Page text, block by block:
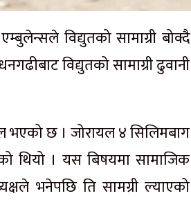
विद्युतको सामाग्री बोक्दै
विद्युतको सामाग्री ढुवानी
भएको छ । जोरायल ४ सिलिमबाग
थियो । यस बिषयमा सामाजिक
भनेपछि ति सामग्री ल्याएको